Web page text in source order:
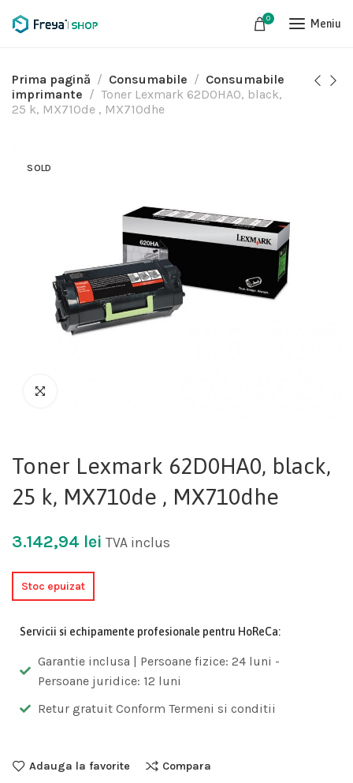
0 Meniu
Prima pagină Consumabile
Consumabile
imprimante
Toner Lexmark 62D0HA0, black,
25 k, MX710de , MX710dhe
SOLD
Toner Lexmark 62D0HA0, black,
25 k, MX710de , MX710dhe
3.142,94 lei TVA inclus
Stoc epuizat
Servicii si echipamente profesionale pentru HoReCa:
Garantie inclusa | Persoane fizice: 24 luni -
Persoane juridice: 12 luni
Retur gratuit Conform Termeni si conditii
Adauga la favorite Compara